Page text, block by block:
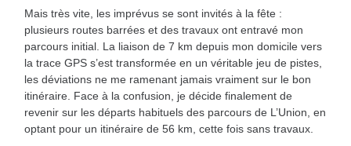
Mais très vite, les imprévus se sont invités à la fête :
plusieurs routes barrées et des travaux ont entravé mon
parcours initial. La liaison de 7 km depuis mon domicile vers
la trace GPS s’est transformée en un véritable jeu de pistes,
les déviations ne me ramenant jamais vraiment sur le bon
itinéraire. Face à la confusion, je décide finalement de
revenir sur les départs habituels des parcours de L’Union, en
optant pour un itinéraire de 56 km, cette fois sans travaux.